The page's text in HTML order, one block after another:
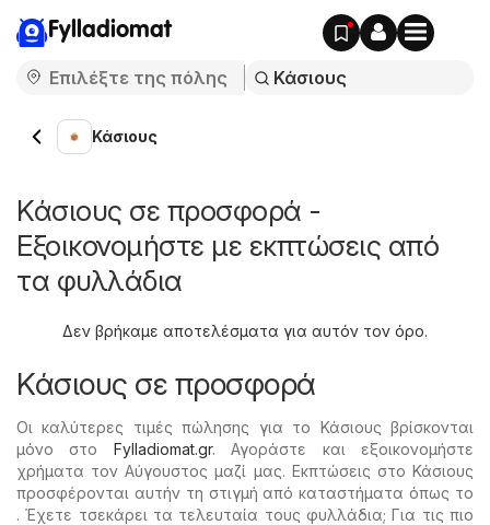
Fylladiomat
Κάσιους
Κάσιους σε προσφορά -
Εξοικονομήστε με εκπτώσεις από
τα φυλλάδια
Δεν βρήκαμε αποτελέσματα για αυτόν τον όρο.
Κάσιους σε προσφορά
Οι καλύτερες τιμές πώλησης για το Κάσιους βρίσκονται
μόνο στο Fylladiomat.gr. Αγοράστε και εξοικονομήστε
χρήματα τον Αύγουστος μαζί μας. Εκπτώσεις στο Κάσιους
προσφέρονται αυτήν τη στιγμή από καταστήματα όπως το
. Έχετε τσεκάρει τα τελευταία τους φυλλάδια; Για τις πιο